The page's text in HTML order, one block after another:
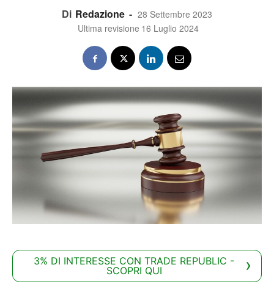
Di Redazione - 28 Settembre 2023
Ultima revisione 16 Luglio 2024
3% DI INTERESSE CON TRADE REPUBLIC -
SCOPRI QUI